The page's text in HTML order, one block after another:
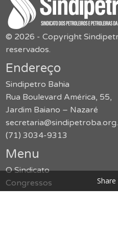
© 2026 - Copyright
reservados.
Endereço
Sindipetro Bahia
Rua Boulevard América, 55,
Jardim Baiano – Nazaré
(71) 3034-9313
Menu
O Sindicato
Congressos
Share